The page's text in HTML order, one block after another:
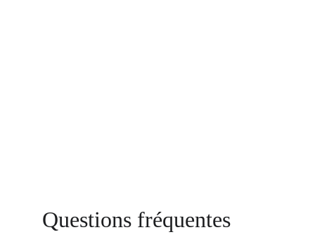
Questions fréquentes